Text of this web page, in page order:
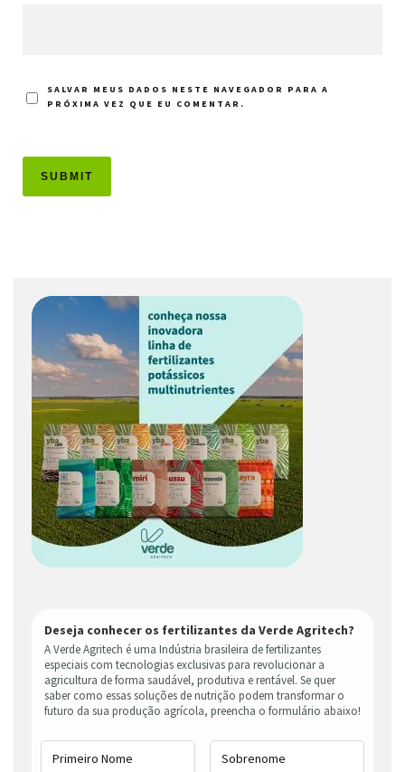
SALVAR MEUS DADOS NESTE NAVEGADOR PARA A
PRÓXIMA VEZ QUE EU COMENTAR.
Deseja conhecer os fertilizantes da Verde Agritech?
A Verde Agritech é uma Indústria brasileira de fertilizantes
especiais com tecnologias exclusivas para revolucionar a
agricultura de forma saudável, produtiva e rentável. Se quer
saber como essas soluções de nutrição podem transformar o
futuro da sua produção agrícola, preencha o formulário abaixo!